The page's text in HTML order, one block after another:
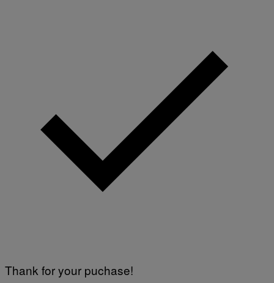
Thank for your puchase!